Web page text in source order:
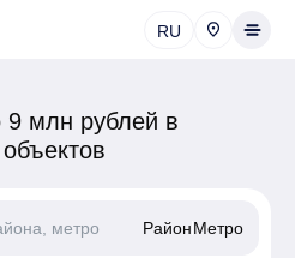
RU
млн рублей в
РайонМетро